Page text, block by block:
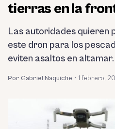
tierras en la
Las autoridades quieren
este dron para los
eviten asaltos en altamar.
Por Gabriel Naquiche • 1 febrero,